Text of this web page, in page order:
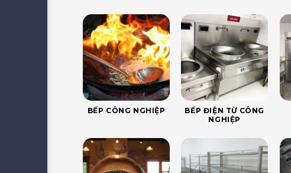
BẾP CÔNG NGHIỆP
BẾP ĐIỆN TỪ CÔNG
NGHIỆP